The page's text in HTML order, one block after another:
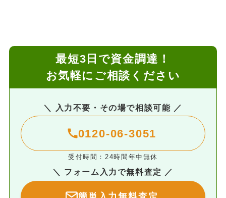
最短3日で資金調達！
お気軽にご相談ください
＼ 入力不要・その場で相談可能 ／
0120-06-3051
受付時間：24時間年中無休
＼ フォーム入力で無料査定 ／